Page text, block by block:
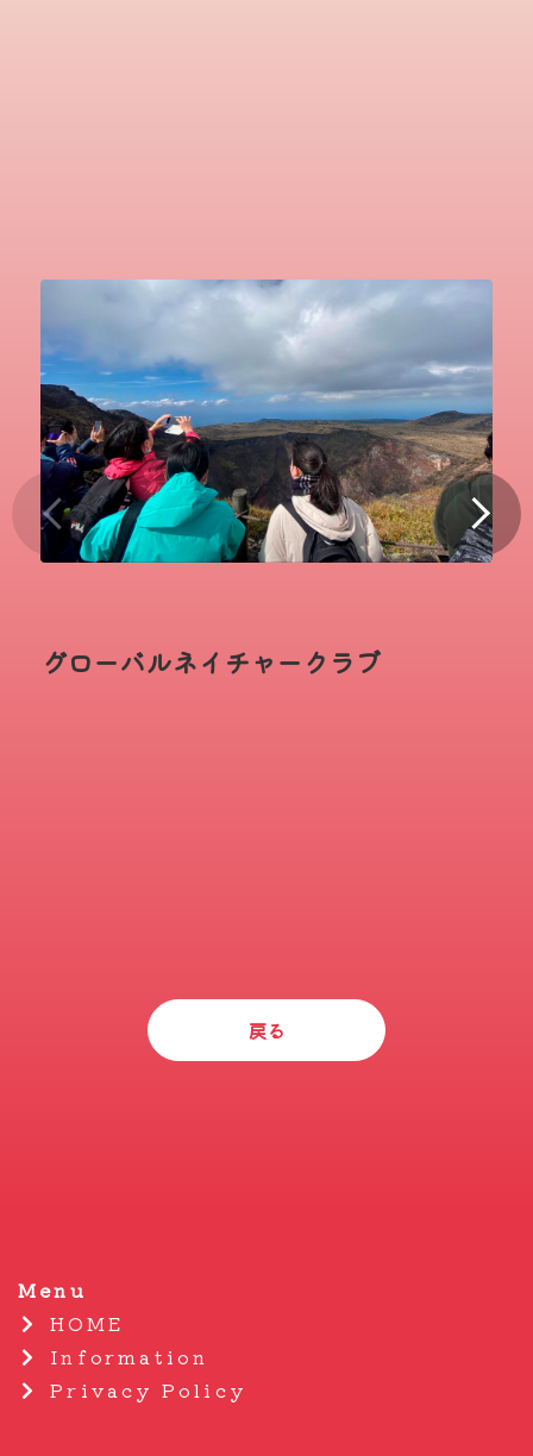
Collaboration
コラボ Shop
グローバルネイチャークラブ
戻る
Menu
HOME
Information
Privacy Policy